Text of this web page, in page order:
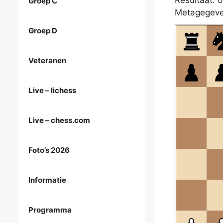
Groep D
Veteranen
Live – lichess
Live – chess.com
Foto’s 2026
Informatie
Programma